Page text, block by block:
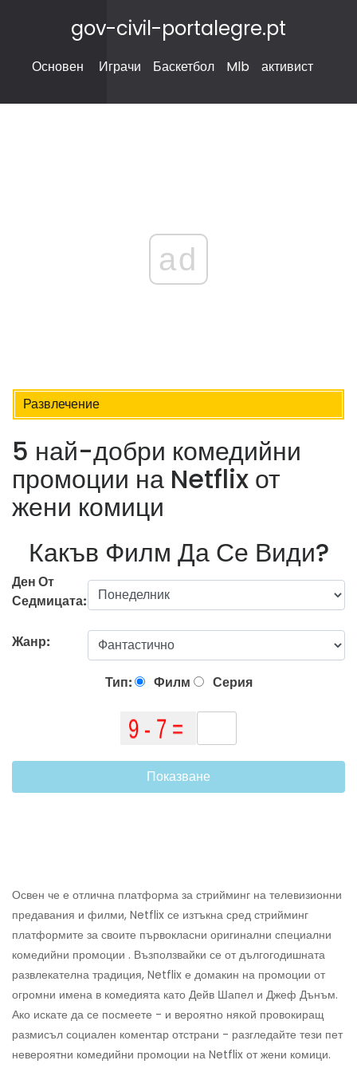
gov-civil-portalegre.pt
Основен Играчи Баскетбол Mlb активист
ad
Развлечение
5 най-добри комедийни
промоции на Netflix от
жени комици
Какъв Филм Да Се Види?
Ден От
Седмицата:
Жанр:
Тип: Филм Серия
Показване
Освен че е отлична платформа за стрийминг на телевизионни
предавания и филми, Netflix се изтъкна сред стрийминг
платформите за своите първокласни оригинални специални
комедийни промоции . Възползвайки се от дългогодишната
развлекателна традиция, Netflix е домакин на промоции от
огромни имена в комедията като Дейв Шапел и Джеф Дънъм.
Ако искате да се посмеете - и вероятно някой провокиращ
размисъл социален коментар отстрани - разгледайте тези пет
невероятни комедийни промоции на Netflix от жени комици.